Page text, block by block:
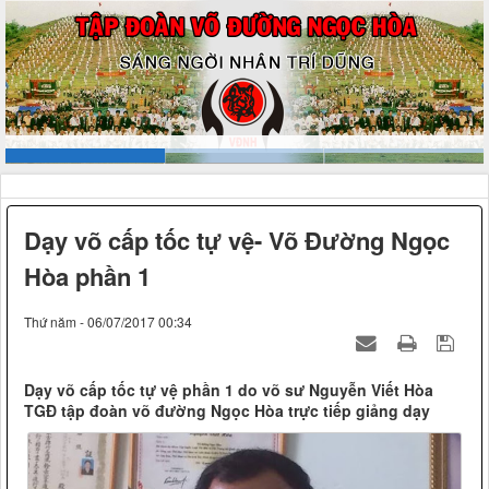
Dạy võ cấp tốc tự vệ- Võ Đường Ngọc
Hòa phần 1
Thứ năm - 06/07/2017 00:34
Dạy võ cấp tốc tự vệ phần 1 do võ sư Nguyễn Viết Hòa
TGĐ tập đoàn võ đường Ngọc Hòa trực tiếp giảng dạy